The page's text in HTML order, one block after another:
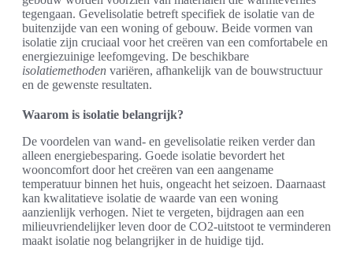
tegengaan. Gevelisolatie betreft specifiek de isolatie van de
buitenzijde van een woning of gebouw. Beide vormen van
isolatie zijn cruciaal voor het creëren van een comfortabele en
energiezuinige leefomgeving. De beschikbare
isolatiemethoden variëren, afhankelijk van de bouwstructuur
en de gewenste resultaten.
Waarom is isolatie belangrijk?
De voordelen van wand- en gevelisolatie reiken verder dan
alleen energiebesparing. Goede isolatie bevordert het
wooncomfort door het creëren van een aangename
temperatuur binnen het huis, ongeacht het seizoen. Daarnaast
kan kwalitatieve isolatie de waarde van een woning
aanzienlijk verhogen. Niet te vergeten, bijdragen aan een
milieuvriendelijker leven door de CO2-uitstoot te verminderen
maakt isolatie nog belangrijker in de huidige tijd.